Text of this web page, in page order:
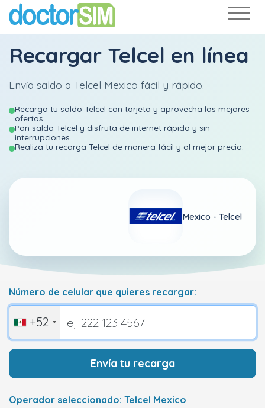
Recargar Telcel en línea
Envía saldo a Telcel Mexico fácil y rápido.
Recarga tu saldo Telcel con tarjeta y aprovecha las mejores
ofertas.
Pon saldo Telcel y disfruta de internet rápido y sin
interrupciones.
Realiza tu recarga Telcel de manera fácil y al mejor precio.
Mexico - Telcel
Número de celular que quieres recargar:
+52
Envía tu recarga
Operador seleccionado: Telcel Mexico